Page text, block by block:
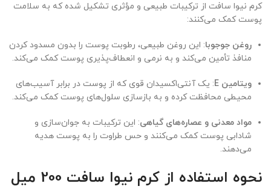
کرم نیوا سافت از ترکیبات طبیعی و مؤثری تشکیل شده که به سلامت
پوست کمک می‌کنند:
روغن جوجوبا: این روغن طبیعی، رطوبت پوست را بدون مسدود کردن
منافذ تأمین می‌کند و به نرمی و انعطاف‌پذیری پوست کمک می‌کند.
ویتامین E
: یک آنتی‌اکسیدان قوی که از پوست در برابر آسیب‌های
محیطی محافظت کرده و به بازسازی سلول‌های پوست کمک می‌کند.
مواد معدنی و عصاره‌های گیاهی: این ترکیبات به جوان‌سازی و
شادابی پوست کمک می‌کنند و حس طراوت را به پوست هدیه
می‌دهند.
نحوه استفاده از کرم نیوا سافت 200 میل